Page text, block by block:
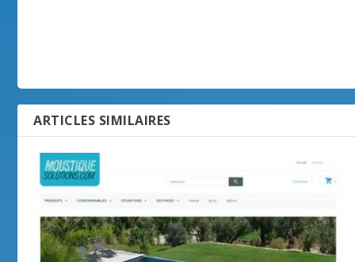
ARTICLES SIMILAIRES